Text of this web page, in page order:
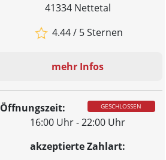
41334 Nettetal
4.44 / 5 Sternen
mehr Infos
Öffnungszeit: GESCHLOSSEN
16:00 Uhr - 22:00 Uhr
akzeptierte Zahlart: